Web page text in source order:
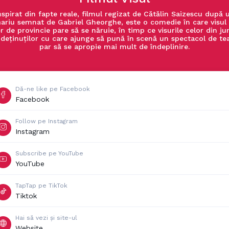
din fapte reale, filmul regizat de Cătălin Saizescu după
semnat de Gabriel Gheorghe, este o comedie în care visul
de provincie pare să se năruie, în timp ce visurile celor din
deținuților cu care ajunge să pună în scenă un spectacol de
par să se apropie mai mult de îndeplinire.
Dă-ne like pe Facebook
Facebook
Follow pe Instagram
Instagram
Subscribe pe YouTube
YouTube
TapTap pe TikTok
Tiktok
Hai să vezi și site-ul